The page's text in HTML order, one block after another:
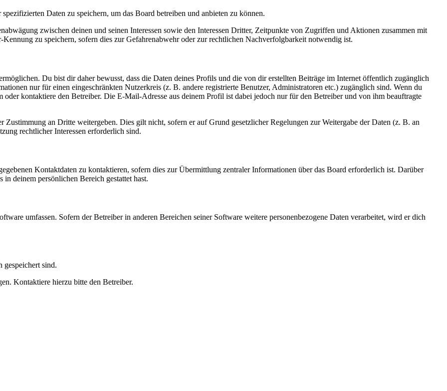
Daten zu speichern, um das Board betreiben und anbieten zu können.
zwischen deinen und seinen Interessen sowie den Interessen Dritter, Zeitpunkte von Zugriffen und Aktionen zusammen mit
zu speichern, sofern dies zur Gefahrenabwehr oder zur rechtlichen Nachverfolgbarkeit notwendig ist.
Du bist dir daher bewusst, dass die Daten deines Profils und die von dir erstellten Beiträge im Internet öffentlich zugänglich
nur für einen eingeschränkten Nutzerkreis (z. B. andere registrierte Benutzer, Administratoren etc.) zugänglich sind. Wenn du
oder kontaktiere den Betreiber. Die E-Mail-Adresse aus deinem Profil ist dabei jedoch nur für den Betreiber und von ihm beauftragte
an Dritte weitergeben. Dies gilt nicht, sofern er auf Grund gesetzlicher Regelungen zur Weitergabe der Daten (z. B. an
rechtlicher Interessen erforderlich sind.
Kontaktdaten zu kontaktieren, sofern dies zur Übermittlung zentraler Informationen über das Board erforderlich ist. Darüber
deinem persönlichen Bereich gestattet hast.
umfassen. Sofern der Betreiber in anderen Bereichen seiner Software weitere personenbezogene Daten verarbeitet, wird er dich
sind.
Kontaktiere hierzu bitte den Betreiber.